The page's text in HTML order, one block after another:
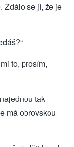
Zdálo se jí, že je
to, prosím,
tak
má obrovskou